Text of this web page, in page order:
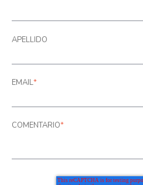
APELLIDO
EMAIL*
COMENTARIO*